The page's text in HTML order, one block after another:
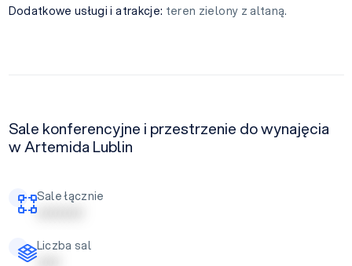
Dodatkowe usługi i atrakcje: teren zielony z altaną.
Sale konferencyjne i przestrzenie do wynajęcia
w Artemida Lublin
Sale łącznie
| | | | | | | | | |
Liczba sal
| | | | |